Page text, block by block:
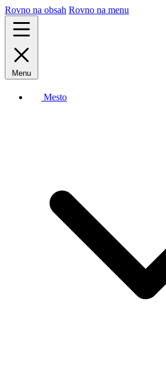
Rovno na obsah Rovno na menu
Menu
Mesto